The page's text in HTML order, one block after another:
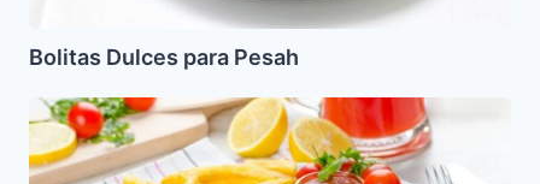
Bolitas Dulces para Pesah
Schnitzel
de
Pollo